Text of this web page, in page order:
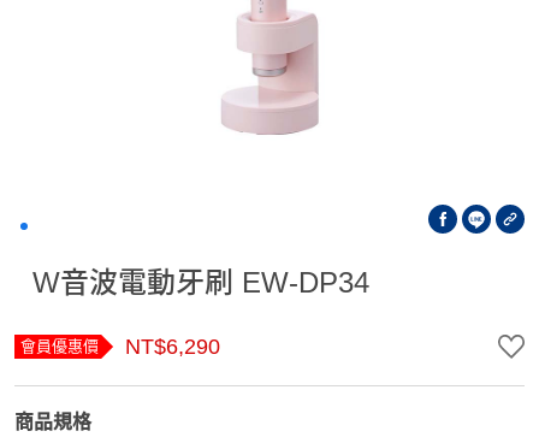
W音波電動牙刷 EW-DP34
會員優惠價 NT$6,290
商品規格